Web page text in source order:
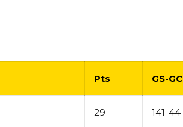
Pts GS-GC
29 141-44